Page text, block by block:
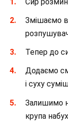
Змішаємо
Тепер до
Додаємо
і суху
Залишимо
крупа